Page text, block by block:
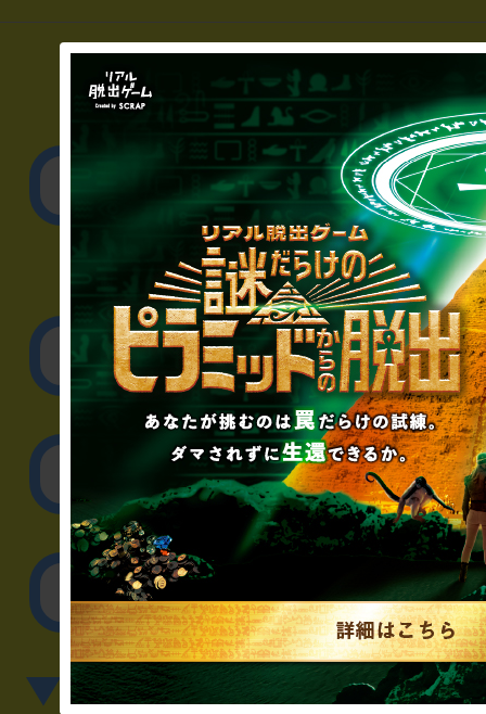
▼一般のお客様
公演内容、チケット
▼企業／法人の方
リアル脱出ゲーム制作
取材に関するお
その他のご相談／
▼英語、中国語でのお問